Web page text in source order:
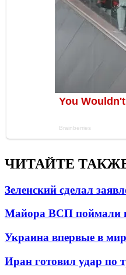
ЧИТАЙТЕ
Зеленский сделал
Майора ВСП поймали
Украина впервые в
Иран готовил удар по